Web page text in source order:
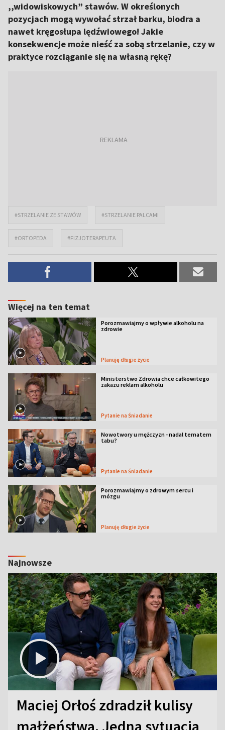
,,widowiskowych” stawów. W określonych
pozycjach mogą wywołać strzał barku, biodra a
nawet kręgosłupa lędźwiowego! Jakie
konsekwencje może nieść za sobą strzelanie, czy w
praktyce rozciąganie się na własną rękę?
#STRZELANIE ZE STAWÓW #STRZELANIE PALCAMI
#ORTOPEDA #FIZJOTERAPEUTA
Więcej na ten temat
Porozmawiajmy o wpływie alkoholu na
zdrowie
Planuję długie życie
Ministerstwo Zdrowia chce całkowitego
zakazu reklam alkoholu
Pytanie na Śniadanie
Nowotwory u mężczyzn - nadal tematem
tabu?
Pytanie na Śniadanie
Porozmawiajmy o zdrowym sercu i
mózgu
Planuję długie życie
Najnowsze
Maciej Orłoś zdradził kulisy